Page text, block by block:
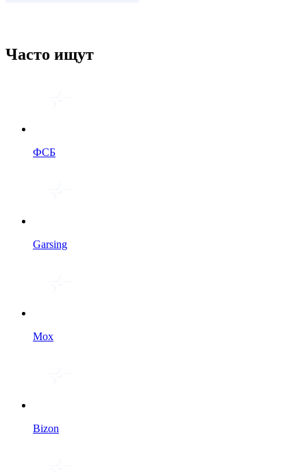
Часто ищут
ФСБ
Garsing
Мох
Bizon